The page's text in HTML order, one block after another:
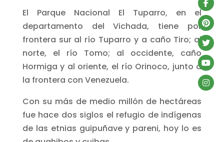
El Parque Nacional El Tuparro, en el
departamento del Vichada, tiene por
frontera sur al río Tuparro y a caño Tiro; al
norte, el río Tomo; al occidente, caño
Hormiga y al oriente, el río Orinoco, junto a
la frontera con Venezuela.
Con su más de medio millón de hectáreas
fue hace dos siglos el refugio de indígenas
de las etnias guipuñave y pareni, hoy lo es